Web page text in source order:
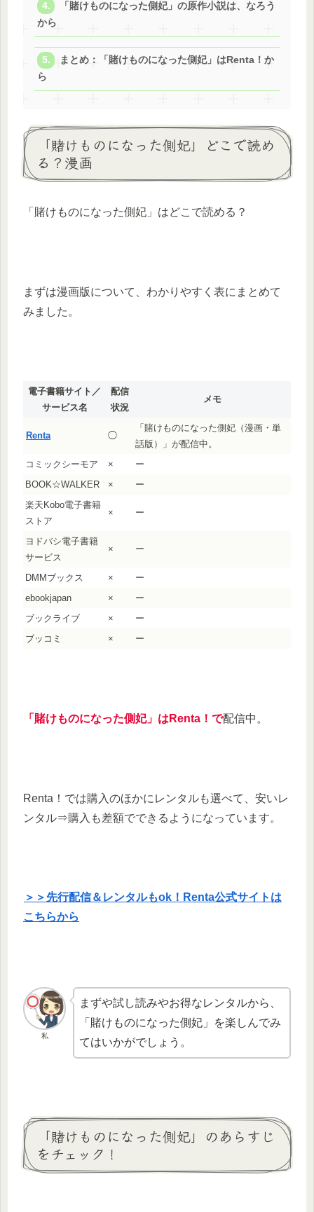
「賭けものになった側妃」の原作小説は、なろう
から
まとめ：「賭けものになった側妃」はRenta！か
ら
「賭けものになった側妃」どこで読め
る？漫画
「賭けものになった側妃」はどこで読める？
まずは漫画版について、わかりやすく表にまとめて
みました。
電子書籍サイト／
サービス名
配信
状況
メモ
Renta ◯
「賭けものになった側妃（漫画・単
話版）」が配信中。
コミックシーモア
×
ー
BOOK☆WALKER
×
ー
楽天Kobo電子書籍
ストア
× ー
ヨドバシ電子書籍
サービス
× ー
DMMブックス ×
ー
ebookjapan
×
ー
ブックライブ
×
ー
ブッコミ
× ー
「賭けものになった側妃」はRenta！で配信中。
Renta！では購入のほかにレンタルも選べて、安いレ
ンタル⇒購入も差額でできるようになっています。
＞＞先行配信＆レンタルもok！Renta公式サイトは
こちらから
私
まずや試し読みやお得なレンタルから、
「賭けものになった側妃」を楽しんでみ
てはいかがでしょう。
「賭けものになった側妃」のあらすじ
をチェック！